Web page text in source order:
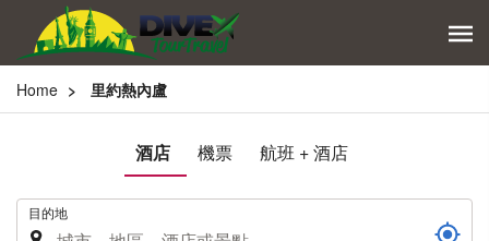
Home 里約熱內盧
酒店 機票 航班 + 酒店
. 目的地